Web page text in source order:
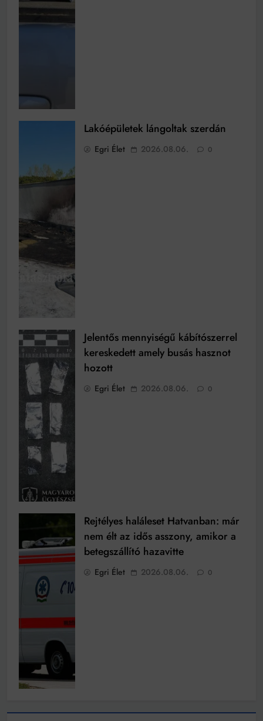
Lakóépületek lángoltak szerdán
Egri Élet 2026.08.06. 0
Jelentős mennyiségű kábítószerrel
kereskedett amely busás hasznot
hozott
Egri Élet 2026.08.06. 0
Rejtélyes haláleset Hatvanban: már
nem élt az idős asszony, amikor a
betegszállító hazavitte
Egri Élet 2026.08.06. 0